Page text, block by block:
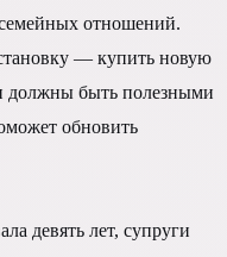
отношений.
— купить новую
должны быть полезными
обновить
девять лет, супруги